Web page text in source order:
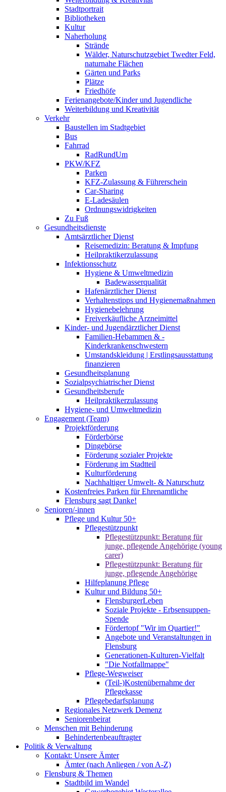
Stadtportrait
Bibliotheken
Kultur
Naherholung
Strände
Wälder, Naturschutzgebiet Twedter Feld,
naturnahe Flächen
Gärten und Parks
Plätze
Friedhöfe
Ferienangebote/Kinder und Jugendliche
Weiterbildung und Kreativität
Verkehr
Baustellen im Stadtgebiet
Bus
Fahrrad
RadRundUm
PKW/KFZ
Parken
KFZ-Zulassung & Führerschein
Car-Sharing
E-Ladesäulen
Ordnungswidrigkeiten
Zu Fuß
Gesundheitsdienste
Amtsärztlicher Dienst
Reisemedizin: Beratung & Impfung
Heilpraktikerzulassung
Infektionsschutz
Hygiene & Umweltmedizin
Badewasserqualität
Hafenärztlicher Dienst
Verhaltenstipps und Hygienemaßnahmen
Hygienebelehrung
Freiverkäufliche Arzneimittel
Kinder- und Jugendärztlicher Dienst
Familien-Hebammen & -
Kinderkrankenschwestern
Umstandskleidung | Erstlingsausstattung
finanzieren
Gesundheitsplanung
Sozialpsychiatrischer Dienst
Gesundheitsberufe
Heilpraktikerzulassung
Hygiene- und Umweltmedizin
Engagement (Team)
Projektförderung
Förderbörse
Dingebörse
Förderung sozialer Projekte
Förderung im Stadtteil
Kulturförderung
Nachhaltiger Umwelt- & Naturschutz
Kostenfreies Parken für Ehrenamtliche
Flensburg sagt Danke!
Senioren/-innen
Pflege und Kultur 50+
Pflegestützpunkt
Pflegestützpunkt: Beratung für
junge, pflegende Angehörige (young
carer)
Pflegestützpunkt: Beratung für
junge, pflegende Angehörige
Hilfeplanung Pflege
Kultur und Bildung 50+
FlensburgerLeben
Soziale Projekte - Erbsensuppen-
Spende
Fördertopf "Wir im Quartier!"
Angebote und Veranstaltungen in
Flensburg
Generationen-Kulturen-Vielfalt
"Die Notfallmappe"
Pflege-Wegweiser
(Teil-)Kostenübernahme der
Pflegekasse
Pflegebedarfsplanung
Regionales Netzwerk Demenz
Seniorenbeirat
Menschen mit Behinderung
Behindertenbeauftragter
Politik & Verwaltung
Kontakt: Unsere Ämter
Ämter (nach Anliegen / von A-Z)
Flensburg & Themen
Stadtbild im Wandel